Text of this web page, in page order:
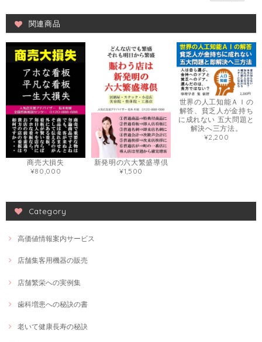
関連商品
商売大損失
¥80,000
新発明の六大繁盛導倶
¥1,500
世界の人工知能ＡＩの
解答、貧乏人が金持ち
に成れない 五大問題と
解決へ三方法。
¥2,200
Category
高価値情報案内サービス
店舗集客用機器の販売
店舗繁栄への実例集
歯科増患への秘訣の書
老いて健康長寿の秘訣